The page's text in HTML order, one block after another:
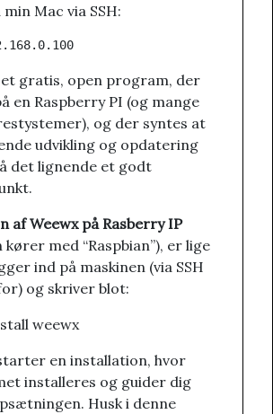
Mac via SSH:
et gratis, open program, der
en Raspberry PI (og mange
og der syntes at
udvikling og opdatering
det lignende et godt
af Weewx på Rasberry IP
kører med “Raspbian”), er lige
ind på maskinen (via SSH
og skriver blot:
weewx
en installation, hvor
installeres og guider dig
Husk i denne